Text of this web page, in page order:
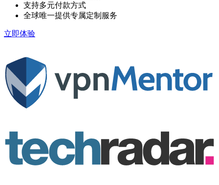
支持多元付款方式
全球唯一提供专属定制服务
立即体验